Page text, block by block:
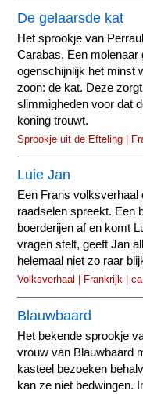
De gelaarsde kat
Het sprookje van
Carabas. Een molenaar
ogenschijnlijk het minst
zoon: de kat. Deze
slimmigheden voor dat
koning trouwt.
Sprookje uit de Efteling |
Luie Jan
Een Frans volksverhaal
raadselen spreekt. Een
boerderijen af en komt
vragen stelt, geeft Jan
helemaal niet zo raar
Volksverhaal | Frankrijk |
Blauwbaard
Het bekende sprookje
vrouw van Blauwbaard
kasteel bezoeken
kan ze niet bedwingen.